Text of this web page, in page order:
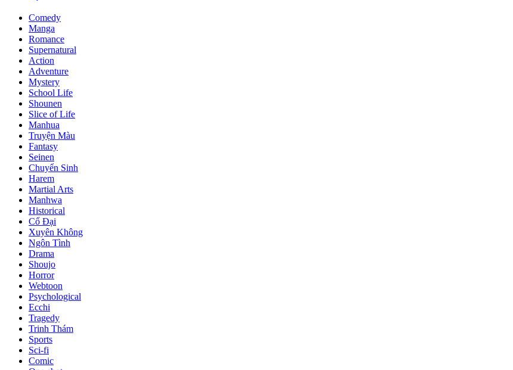
Comedy
Manga
Romance
Supernatural
Action
Adventure
Mystery
School Life
Shounen
Slice of Life
Manhua
Truyện Màu
Fantasy
Seinen
Chuyển Sinh
Harem
Martial Arts
Manhwa
Historical
Cổ Đại
Xuyên Không
Ngôn Tình
Drama
Shoujo
Horror
Webtoon
Psychological
Ecchi
Tragedy
Trinh Thám
Sports
Sci-fi
Comic